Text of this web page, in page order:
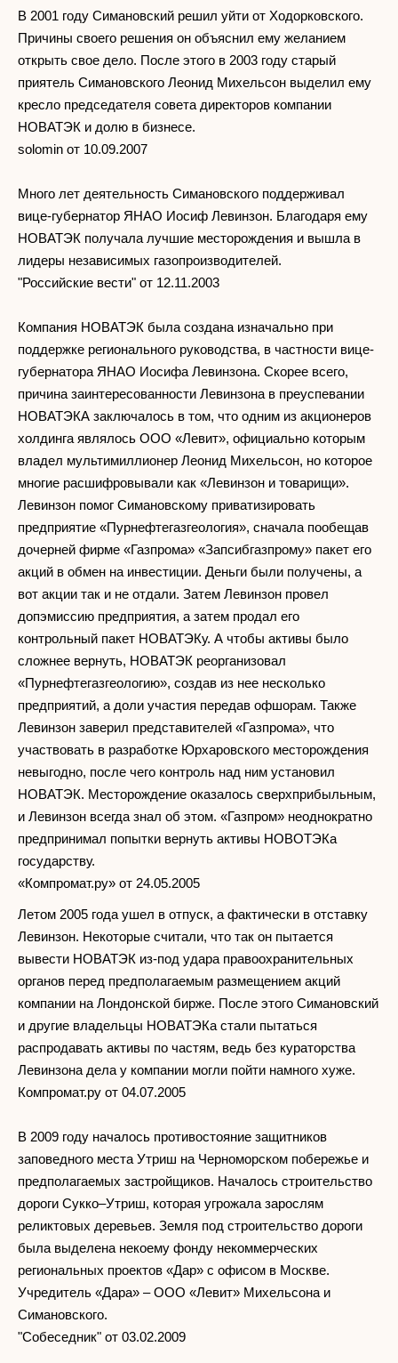
В 2001 году Симановский решил уйти от Ходорковского.
Причины своего решения он объяснил ему желанием
открыть свое дело. После этого в 2003 году старый
приятель Симановского Леонид Михельсон выделил ему
кресло председателя совета директоров компании
НОВАТЭК и долю в бизнесе.
solomin от 10.09.2007
Много лет деятельность Симановского поддерживал
вице-губернатор ЯНАО Иосиф Левинзон. Благодаря ему
НОВАТЭК получала лучшие месторождения и вышла в
лидеры независимых газопроизводителей.
"Российские вести" от 12.11.2003
Компания НОВАТЭК была создана изначально при
поддержке регионального руководства, в частности вице-
губернатора ЯНАО Иосифа Левинзона. Скорее всего,
причина заинтересованности Левинзона в преуспевании
НОВАТЭКА заключалось в том, что одним из акционеров
холдинга являлось ООО «Левит», официально которым
владел мультимиллионер Леонид Михельсон, но которое
многие расшифровывали как «Левинзон и товарищи».
Левинзон помог Симановскому приватизировать
предприятие «Пурнефтегазгеология», сначала пообещав
дочерней фирме «Газпрома» «Запсибгазпрому» пакет его
акций в обмен на инвестиции. Деньги были получены, а
вот акции так и не отдали. Затем Левинзон провел
допэмиссию предприятия, а затем продал его
контрольный пакет НОВАТЭКу. А чтобы активы было
сложнее вернуть, НОВАТЭК реорганизовал
«Пурнефтегазгеологию», создав из нее несколько
предприятий, а доли участия передав офшорам. Также
Левинзон заверил представителей «Газпрома», что
участвовать в разработке Юрхаровского месторождения
невыгодно, после чего контроль над ним установил
НОВАТЭК. Месторождение оказалось сверхприбыльным,
и Левинзон всегда знал об этом. «Газпром» неоднократно
предпринимал попытки вернуть активы НОВОТЭКа
государству.
«Компромат.ру» от 24.05.2005
Летом 2005 года ушел в отпуск, а фактически в отставку
Левинзон. Некоторые считали, что так он пытается
вывести НОВАТЭК из-под удара правоохранительных
органов перед предполагаемым размещением акций
компании на Лондонской бирже. После этого Симановский
и другие владельцы НОВАТЭКа стали пытаться
распродавать активы по частям, ведь без кураторства
Левинзона дела у компании могли пойти намного хуже.
Компромат.ру от 04.07.2005
В 2009 году началось противостояние защитников
заповедного места Утриш на Черноморском побережье и
предполагаемых застройщиков. Началось строительство
дороги Сукко–Утриш, которая угрожала зарослям
реликтовых деревьев. Земля под строительство дороги
была выделена некоему фонду некоммерческих
региональных проектов «Дар» с офисом в Москве.
Учредитель «Дара» – ООО «Левит» Михельсона и
Симановского.
"Собеседник" от 03.02.2009